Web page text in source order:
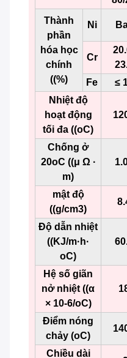
Thành
phần
hóa học
chính
((%)
Ni
Cr
Fe
≤
Nhiệt độ
hoạt động
tối đa ((oC)
Chống ở
20oC ((μ Ω ·
m)
mật độ
((g/cm3)
Độ dẫn nhiệt
((KJ/m·h·
oC)
Hệ số giãn
nở nhiệt ((α
× 10-6/oC)
Điểm nóng
chảy (oC)
Chiều dài